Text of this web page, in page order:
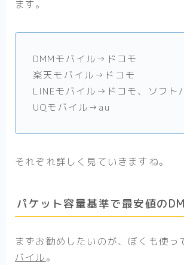
ます。
DMMモバイル→ドコモ
楽天モバイル→ドコモ
LINEモバイル→ドコモ、ソフト
UQモバイル→au
それぞれ詳しく見ていきますね。
パケット容量基準で最安値の
まずお勧めしたいのが、ぼくも使っ
バイル。